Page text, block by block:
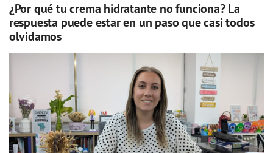
¿Por qué tu crema hidratante no funciona? La
respuesta puede estar en un paso que casi todos
olvidamos